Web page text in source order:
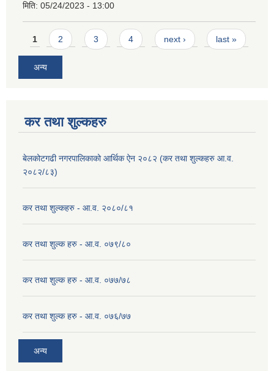
मिति: 05/24/2023 - 13:00
Pages
1 2 3 4 next › last »
अन्य
कर तथा शुल्कहरु
बेलकोटगढी नगरपालिकाको आर्थिक ऐन २०८२ (कर तथा शुल्कहरु आ.व.
२०८२/८३)
कर तथा शुल्कहरु - आ.व. २०८०/८१
कर तथा शुल्क हरु - आ.व. ०७९/८०
कर तथा शुल्क हरु - आ.व. ०७७/७८
कर तथा शुल्क हरु - आ.व. ०७६/७७
अन्य